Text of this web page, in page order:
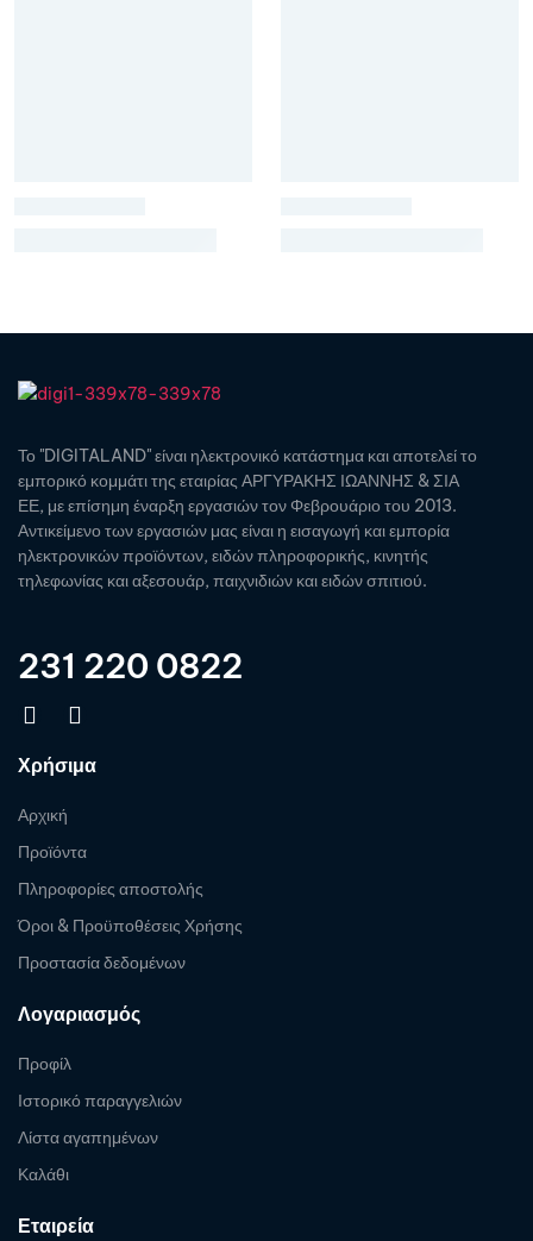
Το "DIGITALAND" είναι ηλεκτρονικό κατάστημα και αποτελεί το
εμπορικό κομμάτι της εταιρίας ΑΡΓΥΡΑΚΗΣ ΙΩΑΝΝΗΣ & ΣΙΑ
ΕΕ, με επίσημη έναρξη εργασιών τον Φεβρουάριο του 2013.
Αντικείμενο των εργασιών μας είναι η εισαγωγή και εμπορία
ηλεκτρονικών προϊόντων, ειδών πληροφορικής, κινητής
τηλεφωνίας και αξεσουάρ, παιχνιδιών και ειδών σπιτιού.
231 220 0822
Χρήσιμα
Αρχική
Προϊόντα
Πληροφορίες αποστολής
Όροι & Προϋποθέσεις Χρήσης
Προστασία δεδομένων
Λογαριασμός
Προφίλ
Ιστορικό παραγγελιών
Λίστα αγαπημένων
Καλάθι
Εταιρεία